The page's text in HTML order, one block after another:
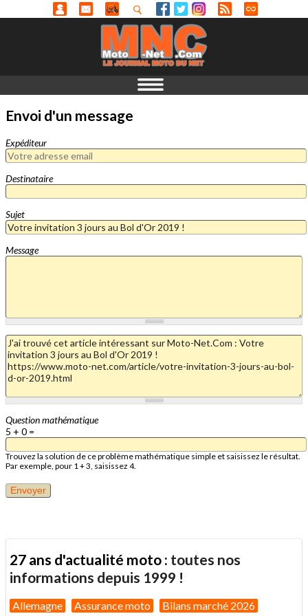
Envoi d'un message
Expéditeur
Destinataire
Sujet
Message
Question mathématique
5 + 0 =
Trouvez la solution de ce problème mathématique simple et saisissez le résultat.
Par exemple, pour 1 + 3, saisissez 4.
27 ans d'actualité moto : toutes nos
informations depuis 1999 !
Allemagne Assurance moto Bilans marché 2026